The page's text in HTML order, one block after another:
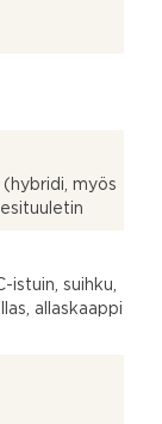
myös
istuin, suihku,
allaskaappi